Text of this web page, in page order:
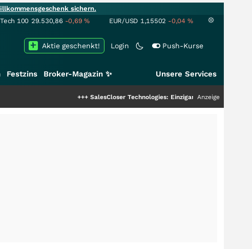
sichern.
100 29.530,86 -0,69% EUR/USD 1,15502 -0,04 %
Login Push-Kurse
Aktie geschenkt!
Festzins Broker-Magazin ✨ Unsere Services
SalesCloser Technologies: Einzigartige Leistung zieht die
Anzeige